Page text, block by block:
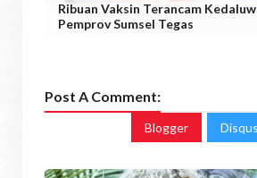
Ribuan Vaksin Terancam
Pemprov Sumsel Tegas
Post A Comment:
Blogger Disqus